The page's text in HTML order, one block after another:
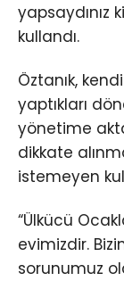
yapsaydınız
kullandı.
Öztanık,
yaptıkları
yönetime
dikkate
istemeyen
“Ülkücü
evimizdir.
sorunumuz